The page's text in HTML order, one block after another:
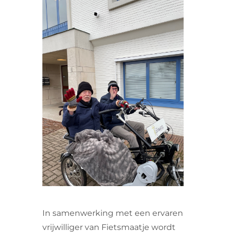
ORGANISATIE
VRIJWILLIGERS & STAGIAIRES
CONTACT
In samenwerking met een ervaren
vrijwilliger van Fietsmaatje wordt